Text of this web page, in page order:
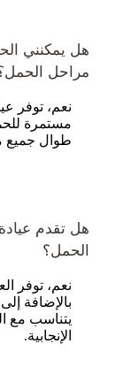
هل يمكنني
مراحل الحمل؟
نعم، توفر
مستمرة
طوال جميع
هل تقدم
الحمل؟
نعم، توفر
بالإضافة
يتناسب مع
الإنجابية.